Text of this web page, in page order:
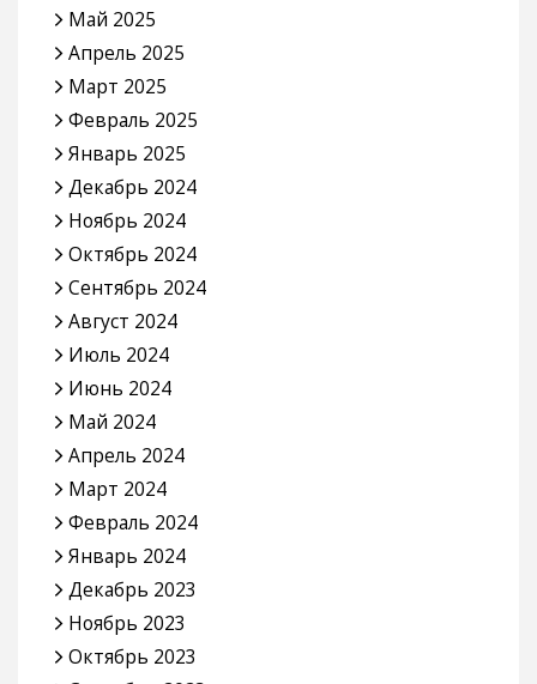
Май 2025
Апрель 2025
Март 2025
Февраль 2025
Январь 2025
Декабрь 2024
Ноябрь 2024
Октябрь 2024
Сентябрь 2024
Август 2024
Июль 2024
Июнь 2024
Май 2024
Апрель 2024
Март 2024
Февраль 2024
Январь 2024
Декабрь 2023
Ноябрь 2023
Октябрь 2023